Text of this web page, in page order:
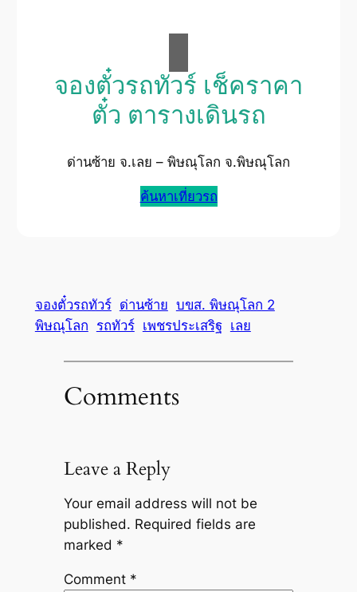
จองตั๋วรถทัวร์ เช็คราคา
ตั๋ว ตารางเดินรถ
ด่านซ้าย จ.เลย – พิษณุโลก จ.พิษณุโลก
ค้นหาเที่ยวรถ
จองตั๋วรถทัวร์ ด่านซ้าย บขส. พิษณุโลก 2
พิษณุโลก รถทัวร์ เพชรประเสริฐ เลย
Comments
Leave a Reply
Your email address will not be
published. Required fields are
marked *
Comment *